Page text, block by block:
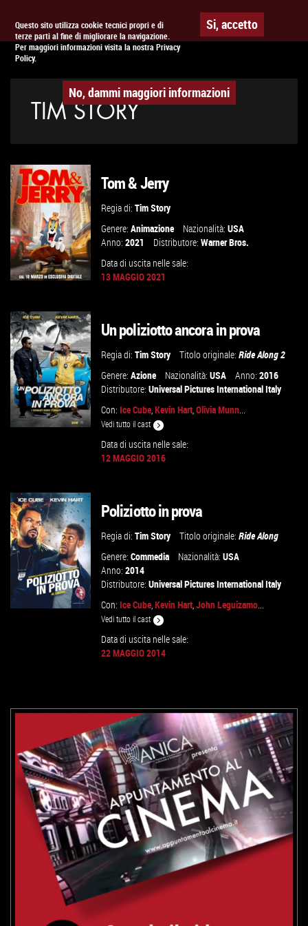
Questo sito utilizza cookie tecnici propri e di
terze parti al fine di migliorare la navigazione.
Per maggiori informazioni visita la nostra Privacy
Policy.
Si, accetto
No, dammi maggiori informazioni
APPUNTAMENTO AL CINEMA
TIM STORY
GUARDA IL TRAILER
VAI ALLA SCHEDA
Tom & Jerry
Regia di:Tim Story
Genere:Animazione Nazionalità:USA
Anno:2021 Distributore:Warner Bros.
Data di uscita nelle sale:
13 MAGGIO 2021
VAI ALLA SCHEDA
Un poliziotto ancora in prova
Regia di:Tim Story Titolo originale:Ride Along 2
Genere:Azione Nazionalità:USA Anno:2016
Distributore:Universal Pictures International Italy
Con:Ice Cube,Kevin Hart,Olivia Munn...
Vedi tutto il cast
Data di uscita nelle sale:
12 MAGGIO 2016
Poliziotto in prova
Regia di:Tim Story Titolo originale:Ride Along
Genere:Commedia Nazionalità:USA
Anno:2014
Distributore:Universal Pictures International Italy
Con:Ice Cube,Kevin Hart,John Leguizamo...
Vedi tutto il cast
Data di uscita nelle sale:
22 MAGGIO 2014